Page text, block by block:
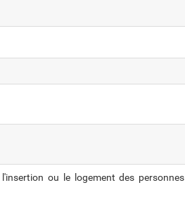
ou le logement des personnes